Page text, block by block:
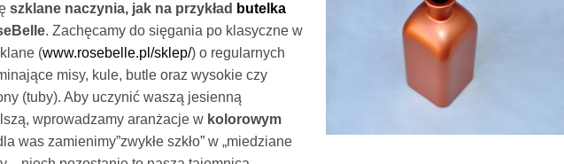
szklane naczynia, jak na przykład butelka
. Zachęcamy do sięgania po klasyczne w
(www.rosebelle.pl/sklep/) o regularnych
misy, kule, butle oraz wysokie czy
(tuby). Aby uczynić waszą jesienną
wprowadzamy aranżacje w kolorowym
was zamienimy”zwykłe szkło” w „miedziane